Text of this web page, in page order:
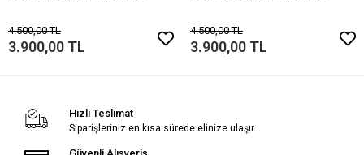
4.500,00 TL
3.900,00 TL
4.500,00 TL
3.900,00 TL
Hızlı Teslimat
Siparişleriniz en kısa sürede elinize ulaşır.